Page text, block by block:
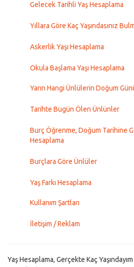
Gelecek Tarihli Yaş Hesaplama
Yıllara Göre Kaç Yaşındasınız
Askerlik Yaşı Hesaplama
Okula Başlama Yaşı Hesaplama
Yarın Hangi Ünlülerin Doğum
Tarihte Bugün Ölen Ünlünler
Burç Öğrenme, Doğum Tarihine
Hesaplama
Burçlara Göre Ünlüler
Yaş Farkı Hesaplama
Kullanım Şartları
İletişim / Reklam
Yaş Hesaplama, Gerçekte Kaç